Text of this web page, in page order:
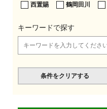
西置賜 鶴岡田川
キーワードで探す
条件をクリアする